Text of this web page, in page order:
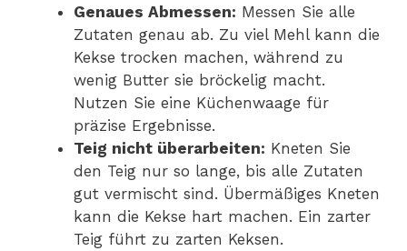
Genaues Abmessen: Messen Sie alle
Zutaten genau ab. Zu viel Mehl kann die
Kekse trocken machen, während zu
wenig Butter sie bröckelig macht.
Nutzen Sie eine Küchenwaage für
präzise Ergebnisse.
Teig nicht überarbeiten: Kneten Sie
den Teig nur so lange, bis alle Zutaten
gut vermischt sind. Übermäßiges Kneten
kann die Kekse hart machen. Ein zarter
Teig führt zu zarten Keksen.